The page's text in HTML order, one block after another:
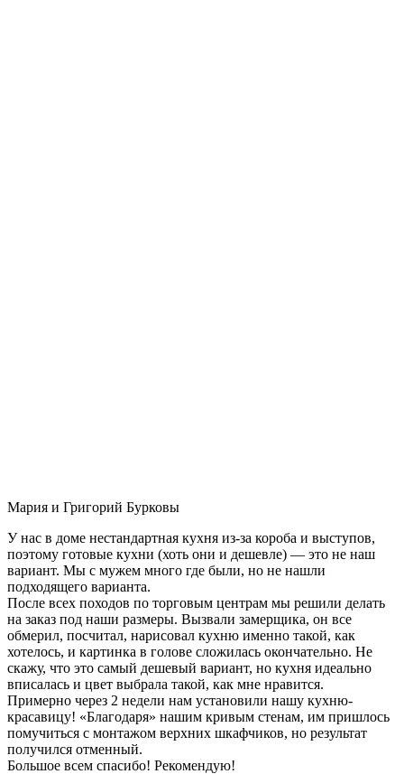
Мария и Григорий Бурковы
У нас в доме нестандартная кухня из-за короба и выступов,
поэтому готовые кухни (хоть они и дешевле) — это не наш
вариант. Мы с мужем много где были, но не нашли
подходящего варианта.
После всех походов по торговым центрам мы решили делать
на заказ под наши размеры. Вызвали замерщика, он все
обмерил, посчитал, нарисовал кухню именно такой, как
хотелось, и картинка в голове сложилась окончательно. Не
скажу, что это самый дешевый вариант, но кухня идеально
вписалась и цвет выбрала такой, как мне нравится.
Примерно через 2 недели нам установили нашу кухню-
красавицу! «Благодаря» нашим кривым стенам, им пришлось
помучиться с монтажом верхних шкафчиков, но результат
получился отменный.
Большое всем спасибо! Рекомендую!